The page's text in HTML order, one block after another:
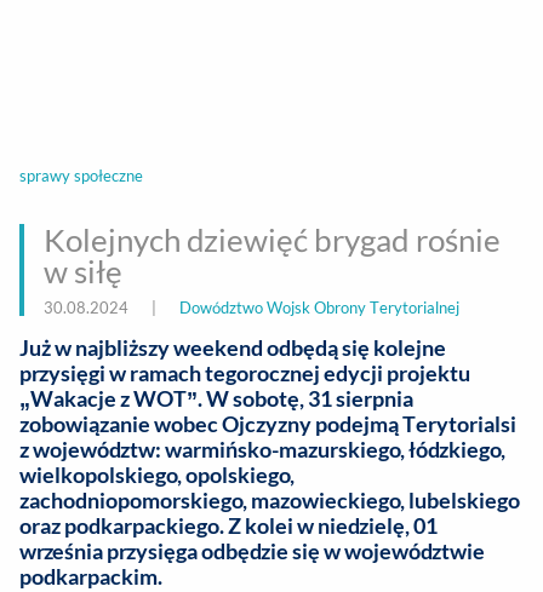
sprawy społeczne
Kolejnych dziewięć brygad rośnie
w siłę
30.08.2024 Dowództwo Wojsk Obrony Terytorialnej
Już w najbliższy weekend odbędą się kolejne
przysięgi w ramach tegorocznej edycji projektu
„Wakacje z WOT”. W sobotę, 31 sierpnia
zobowiązanie wobec Ojczyzny podejmą Terytorialsi
z województw: warmińsko-mazurskiego, łódzkiego,
wielkopolskiego, opolskiego,
zachodniopomorskiego, mazowieckiego, lubelskiego
oraz podkarpackiego. Z kolei w niedzielę, 01
września przysięga odbędzie się w województwie
podkarpackim.